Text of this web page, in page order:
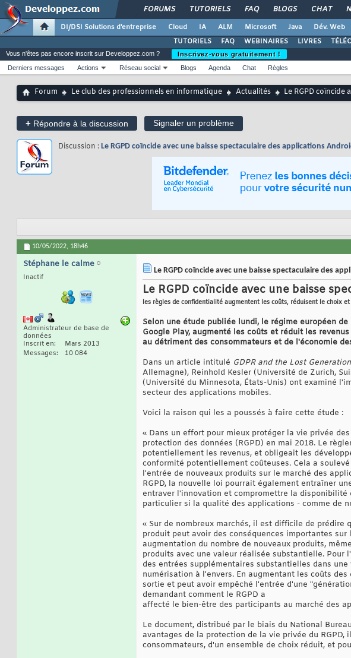
FORUMS TUTORIELS FAQ BLOGS CHAT
DI/DSI Solutions d'entreprise Cloud IA ALM Microsoft Java Dév. Web
TUTORIELS
FAQ WEBINAIRES LIVRES
Vous n'êtes pas encore inscrit sur Developpez.com ?
Inscrivez-vous gratuitement !
Derniers messages
Actions Réseau social Blogs Agenda Chat Règles
Forum Le club des professionnels en informatique Actualités Le RGPD coïncide
+ Répondre à la discussion Signaler un problème
Discussion : Le RGPD coïncide avec une baisse spectaculaire des applications
10/05/2022, 18h46
Stéphane le calme
Inactif
Administrateur de base de
données
Inscrit en
Mars 2013
Messages
10 084
Le RGPD coïncide avec une baisse spectaculaire des
Le RGPD coïncide avec une baisse
les règles de confidentialité augmentent les coûts, réduisent le choix
Selon une étude publiée lundi, le régime européen
Google Play, augmenté les coûts et réduit les
au détriment des consommateurs et de l'économie
Dans un article intitulé GDPR and the Lost
Allemagne), Reinhold Kesler (Université de Zurich,
(Université du Minnesota, États-Unis) ont examiné
secteur des applications mobiles.
Voici la raison qui les a poussés à faire cette étude :
« Dans un effort pour mieux protéger la vie privée
protection des données (RGPD) en mai 2018. Le
potentiellement les revenus, et obligeait les
conformité potentiellement coûteuses. Cela a
l'entrée de nouveaux produits sur le marché des
RGPD, la nouvelle loi pourrait également entraîner
entraver l'innovation et compromettre la
particulier si la qualité des applications - comme de
« Sur de nombreux marchés, il est difficile de
produit peut avoir des conséquences importantes
augmentation du nombre de nouveaux produits,
produits avec une valeur réalisée substantielle.
des entrées supplémentaires substantielles dans
numérisation à l'envers. En augmentant les coûts
sortie et peut avoir empêché l'entrée d'une
demandant comment le RGPD a
affecté le bien-être des participants au marché des
Le document, distribué par le biais du National
avantages de la protection de la vie privée du
consommateurs, d'un ensemble de choix réduit, et